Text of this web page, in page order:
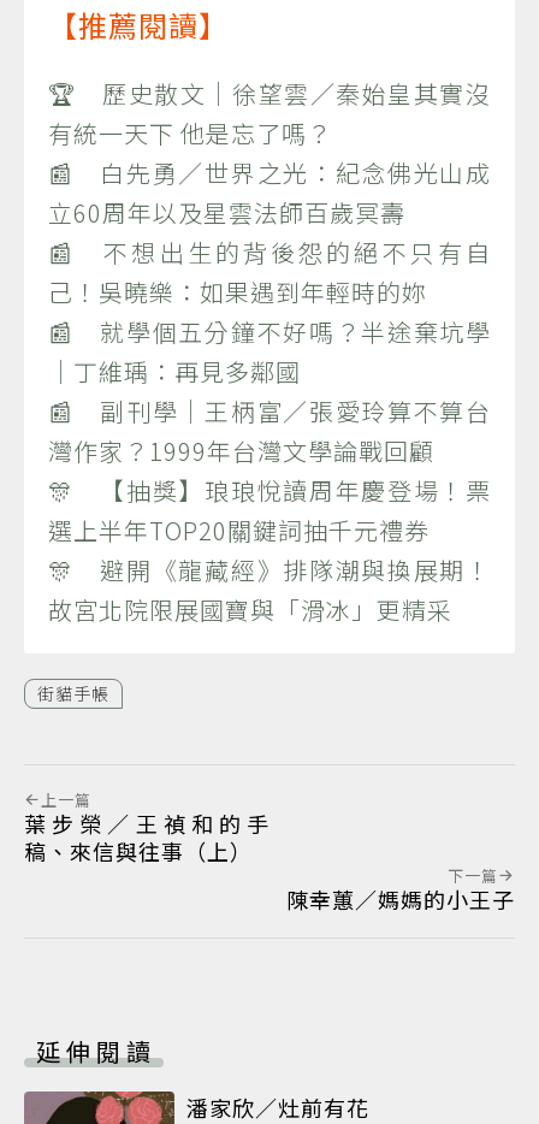
【推薦閱讀】
🏆 歷史散文｜徐望雲／秦始皇其實沒
有統一天下 他是忘了嗎？
📰 白先勇／世界之光：紀念佛光山成
立60周年以及星雲法師百歲冥壽
📰 不想出生的背後怨的絕不只有自
己！吳曉樂：如果遇到年輕時的妳
📰 就學個五分鐘不好嗎？半途棄坑學
｜丁維瑀：再見多鄰國
📰 副刊學｜王柄富／張愛玲算不算台
灣作家？1999年台灣文學論戰回顧
🎊 【抽獎】琅琅悅讀周年慶登場！票
選上半年TOP20關鍵詞抽千元禮券
🎊 避開《龍藏經》排隊潮與換展期！
故宮北院限展國寶與「滑冰」更精采
街貓手帳
上一篇
葉步榮／王禎和的手
稿、來信與往事（上）
下一篇
陳幸蕙／媽媽的小王子
延伸閱讀
潘家欣／灶前有花